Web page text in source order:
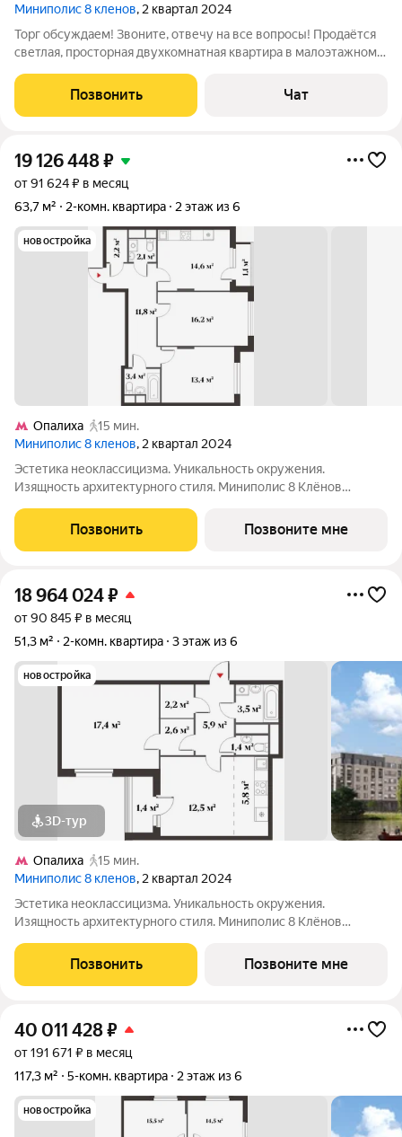
Миниполис 8 кленов, 2 квартал 2024
Торг обсуждаем! Звоните, отвечу на все вопросы! Продаётся
светлая, просторная двухкомнатная квартира в малоэтажном
расположенным в зелёном районе Опалихи, который состоит
из четырёх корпусов,
Позвонить Чат
19 126 448₽
от 91 624 ₽ в месяц
63,7 м²
2-комн. квартира 2 этаж из 6
новостройка
Опалиха
15 мин.
Миниполис 8 кленов, 2 квартал 2024
Эстетика неоклассицизма. Уникальность окружения.
Изящность архитектурного стиля. Миниполис 8 Клёнов
Несмотря на удаленность от многолюдных улиц и шумных
магистралей добраться до центра столицы не
Позвонить Позвоните мне
18 964 024₽
от 90 845 ₽ в месяц
51,3 м²
2-комн. квартира 3 этаж из 6
новостройка
3D-тур
Опалиха
15 мин.
Миниполис 8 кленов, 2 квартал 2024
Эстетика неоклассицизма. Уникальность окружения.
Изящность архитектурного стиля. Миниполис 8 Клёнов
Несмотря на удаленность от многолюдных улиц и шумных
магистралей добраться до центра столицы не
Позвонить Позвоните мне
40 011 428₽
от 191 671 ₽ в месяц
117,3 м²
5-комн. квартира 2 этаж из 6
новостройка